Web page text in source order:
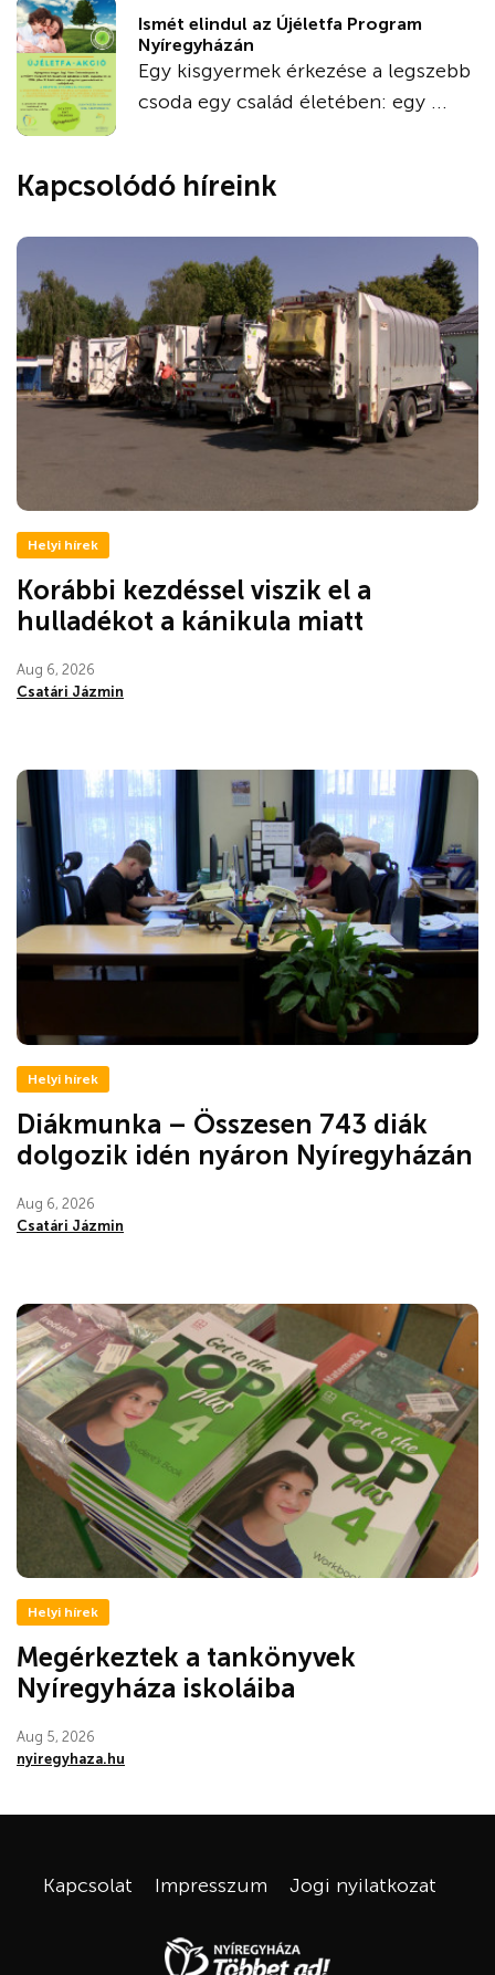
Ismét elindul az Újéletfa Program
Nyíregyházán
Egy kisgyermek érkezése a legszebb
csoda egy család életében: egy ...
Kapcsolódó híreink
Helyi hírek
Korábbi kezdéssel viszik el a
hulladékot a kánikula miatt
Aug 6, 2026
Csatári Jázmin
Helyi hírek
Diákmunka – Összesen 743 diák
dolgozik idén nyáron Nyíregyházán
Aug 6, 2026
Csatári Jázmin
Helyi hírek
Megérkeztek a tankönyvek
Nyíregyháza iskoláiba
Aug 5, 2026
nyiregyhaza.hu
Kapcsolat Impresszum Jogi nyilatkozat